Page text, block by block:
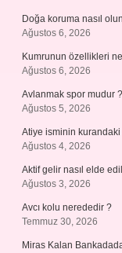
Doğa koruma nasıl
Ağustos 6, 2026
Kumrunun özellikleri
Ağustos 6, 2026
Avlanmak spor mudur ?
Ağustos 5, 2026
Atiye isminin kurandaki
Ağustos 4, 2026
Aktif gelir nasıl elde
Ağustos 3, 2026
Avcı kolu nerededir ?
Temmuz 30, 2026
Miras Kalan